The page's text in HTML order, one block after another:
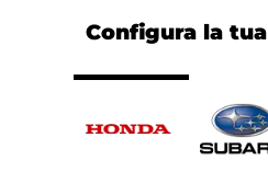
Configura la tua